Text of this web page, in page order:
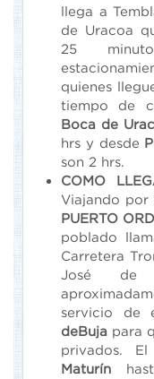
llega a
de Uracoa
25
quienes
tiempo de
Boca de
hrs y desde
son 2 hrs.
COMO
Viajando por
PUERTO
poblado
Carretera
José de
servicio de
deBuja para
privados.
Maturín